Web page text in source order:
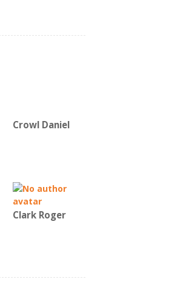
Crowl Daniel
Clark Roger